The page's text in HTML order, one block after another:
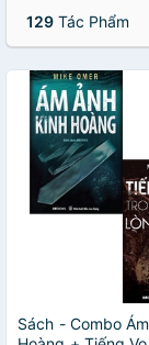
129 Tác Phẩm
Sách - Combo